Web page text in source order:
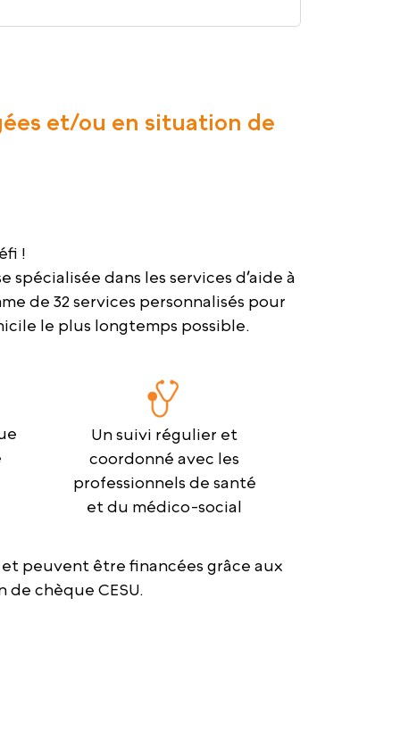
et/ou en situation de
!
dans les services d’aide à
de 32 services personnalisés pour
le plus longtemps possible.
Un suivi régulier et
coordonné avec les
professionnels de santé
et du médico-social
et peuvent être financées grâce aux
de chèque CESU.